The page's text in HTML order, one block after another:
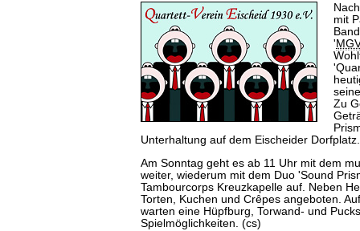
mit
'
Zu
Unterhaltung auf dem Eischeider Dorfplatz.
Am Sonntag geht es ab 11 Uhr mit dem
weiter, wiederum mit dem Duo 'Sound
Tambourcorps Kreuzkapelle auf. Neben
Torten, Kuchen und Crêpes angeboten.
warten eine Hüpfburg, Torwand- und
Spielmöglichkeiten. (cs)